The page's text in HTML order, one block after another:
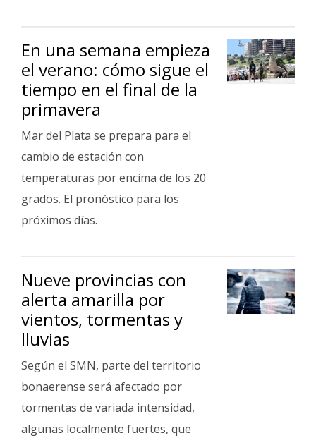
En una semana empieza
el verano: cómo sigue el
tiempo en el final de la
primavera
Mar del Plata se prepara para el
cambio de estación con
temperaturas por encima de los 20
grados. El pronóstico para los
próximos días.
Nueve provincias con
alerta amarilla por
vientos, tormentas y
lluvias
Según el SMN, parte del territorio
bonaerense será afectado por
tormentas de variada intensidad,
algunas localmente fuertes, que